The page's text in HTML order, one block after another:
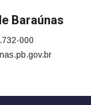
Baraúnas
000